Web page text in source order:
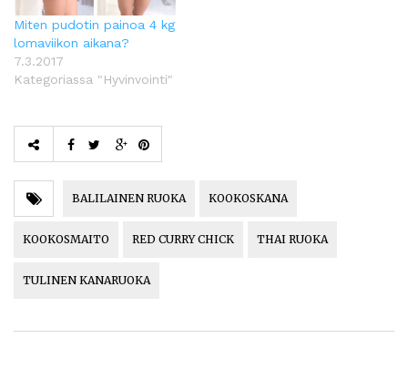
Miten pudotin painoa 4 kg
lomaviikon aikana?
7.3.2017
Kategoriassa "Hyvinvointi"
BALILAINEN RUOKA KOOKOSKANA
KOOKOSMAITO RED CURRY CHICK THAI RUOKA
TULINEN KANARUOKA